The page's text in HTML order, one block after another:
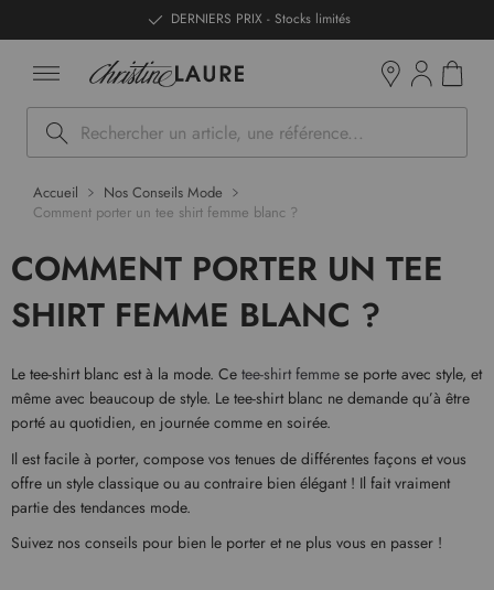
DERNIERS PRIX - Stocks limités
Rechercher
Accueil
Nos Conseils Mode
Comment porter un tee shirt femme blanc ?
COMMENT PORTER UN TEE
SHIRT FEMME BLANC ?
Le tee-shirt blanc est à la mode. Ce tee-shirt femme se porte avec style, et
même avec beaucoup de style. Le tee-shirt blanc ne demande qu’à être
porté au quotidien, en journée comme en soirée.
Il est facile à porter, compose vos tenues de différentes façons et vous
offre un style classique ou au contraire bien élégant ! Il fait vraiment
partie des tendances mode.
Suivez nos conseils pour bien le porter et ne plus vous en passer !